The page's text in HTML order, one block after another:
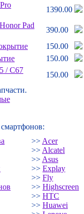
1390.00
Pad
390.00
150.00
150.00
/C67
150.00
>> Acer
>> Alcatel
>> Asus
>> Explay
>> Fly
>> Highscreen
>> HTC
>> Huawei